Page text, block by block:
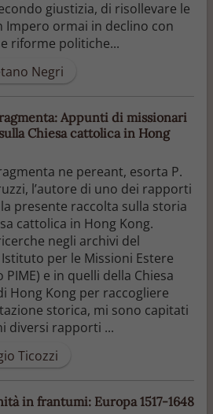
giustizia, di risollevare le
Impero ormai in declino con
riforme politiche...
Negri
Appunti di missionari
Chiesa cattolica in Hong
ne pereant, esorta P.
l’autore di uno dei rapporti
presente raccolta sulla storia
cattolica in Hong Kong.
negli archivi del
per le Missioni Estere
e in quelli della Chiesa
Hong Kong per raccogliere
storica, mi sono capitati
diversi rapporti ...
Ticozzi
in frantumi: Europa 1517-1648